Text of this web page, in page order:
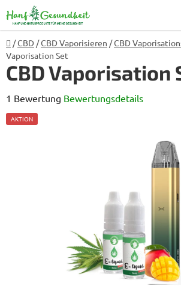
Inhalt
springen
Startseite
/CBD /CBD Vaporisieren /CBD
Vaporisation Set
CBD Vaporisation
Die
durchschnittliche
1 Bewertung Bewertungsdetails
AKTION